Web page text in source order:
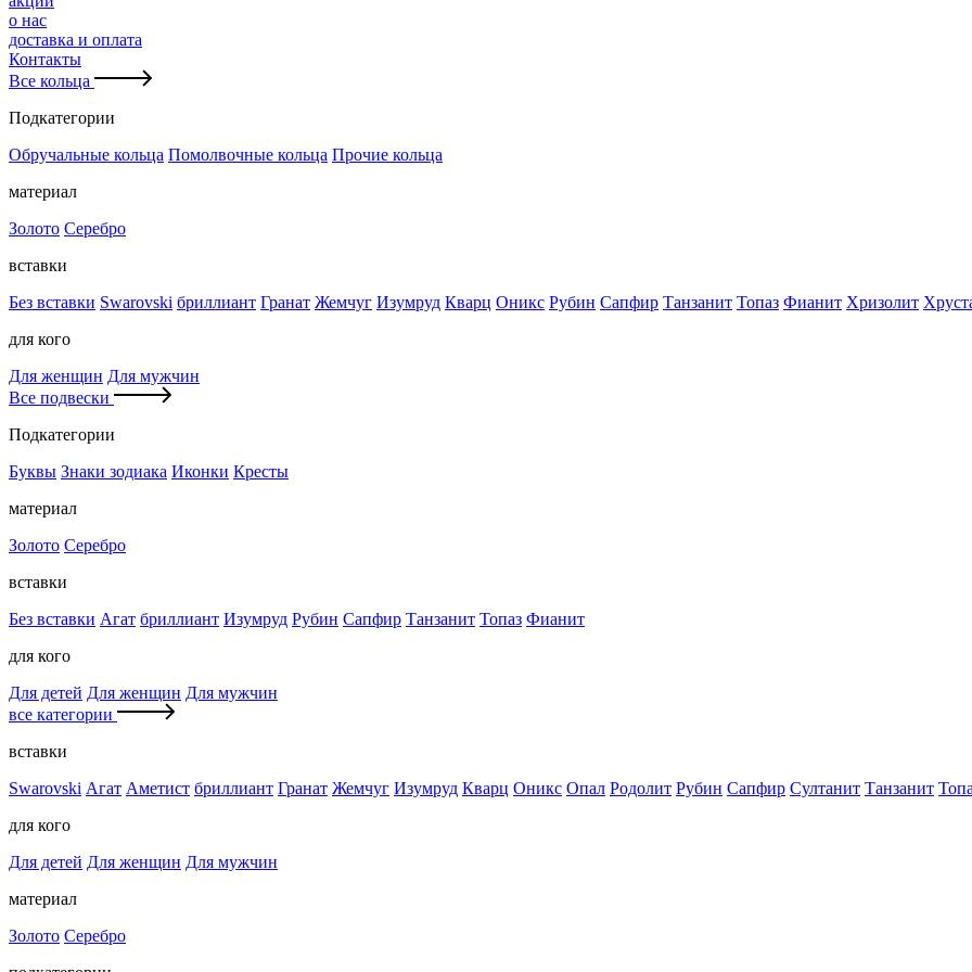
о нас
доставка и оплата
Контакты
Все кольца
Подкатегории
Обручальные кольца Помолвочные кольца Прочие кольца
материал
Золото Серебро
вставки
Без вставки Swarovski бриллиант Гранат Жемчуг Изумруд Кварц Оникс Рубин Сапфир Танзанит Топаз Фианит Хризолит
для кого
Для женщин Для мужчин
Все подвески
Подкатегории
Буквы Знаки зодиака Иконки Кресты
материал
Золото Серебро
вставки
Без вставки Агат бриллиант Изумруд Рубин Сапфир Танзанит Топаз Фианит
для кого
Для детей Для женщин Для мужчин
все категории
вставки
Swarovski Агат Аметист бриллиант Гранат Жемчуг Изумруд Кварц Оникс Опал Родолит Рубин Сапфир Султанит Танзанит
для кого
Для детей Для женщин Для мужчин
материал
Золото Серебро